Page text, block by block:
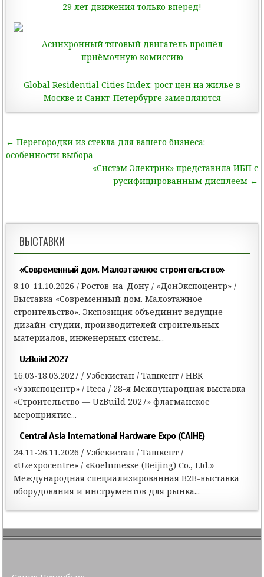
29 лет движения только вперед!
Асинхронный тяговый двигатель прошёл
приёмочную комиссию
Global Residential Cities Index: рост цен на жилье в
Москве и Санкт-Петербурге замедляются
Н
г
ц
я
п
о
з
п
и
с
я
← Перегородки из стекла для вашего бизнеса:
особенности выбора
«Систэм Электрик» представила ИБП с
русифицированным дисплеем ←
ВЫСТАВКИ
«Современный дом. Малоэтажное строительство»
8.10-11.10.2026 / Ростов-на-Дону / «ДонЭкспоцентр» /
Выставка «Современный дом. Малоэтажное
строительство». Экспозиция объединит ведущие
дизайн-студии, производителей строительных
материалов, инженерных систем...
UzBuild 2027
16.03-18.03.2027 / Узбекистан / Ташкент / НВК
«Узэкспоцентр» / Iteca / 28-я Международная выставка
«Строительство — UzBuild 2027» флагманское
мероприятие...
Central Asia International Hardware Expo (CAIHE)
24.11-26.11.2026 / Узбекистан / Ташкент /
«Uzexpocentre» / «Koelnmesse (Beijing) Co., Ltd.»
Международная специализированная B2B-выставка
оборудования и инструментов для рынка...